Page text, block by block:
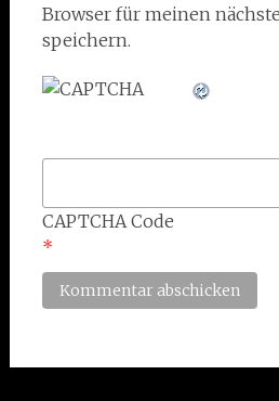
Browser für meinen
speichern.
CAPTCHA Code
*